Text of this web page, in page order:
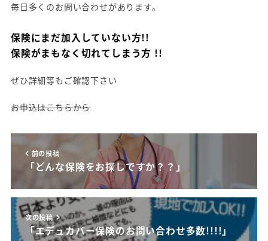
毎日多くのお問い合わせがあります。
保険にまだ加入していない方!!
保険がまもなく切れてしまう方 !!
ぜひ詳細等もご確認下さい
お申込はこちらから
前の投稿
「どんな保険をお探しですか？？」
次の投稿
「エデュカバー保険のお問い合わせ多数!!!!」